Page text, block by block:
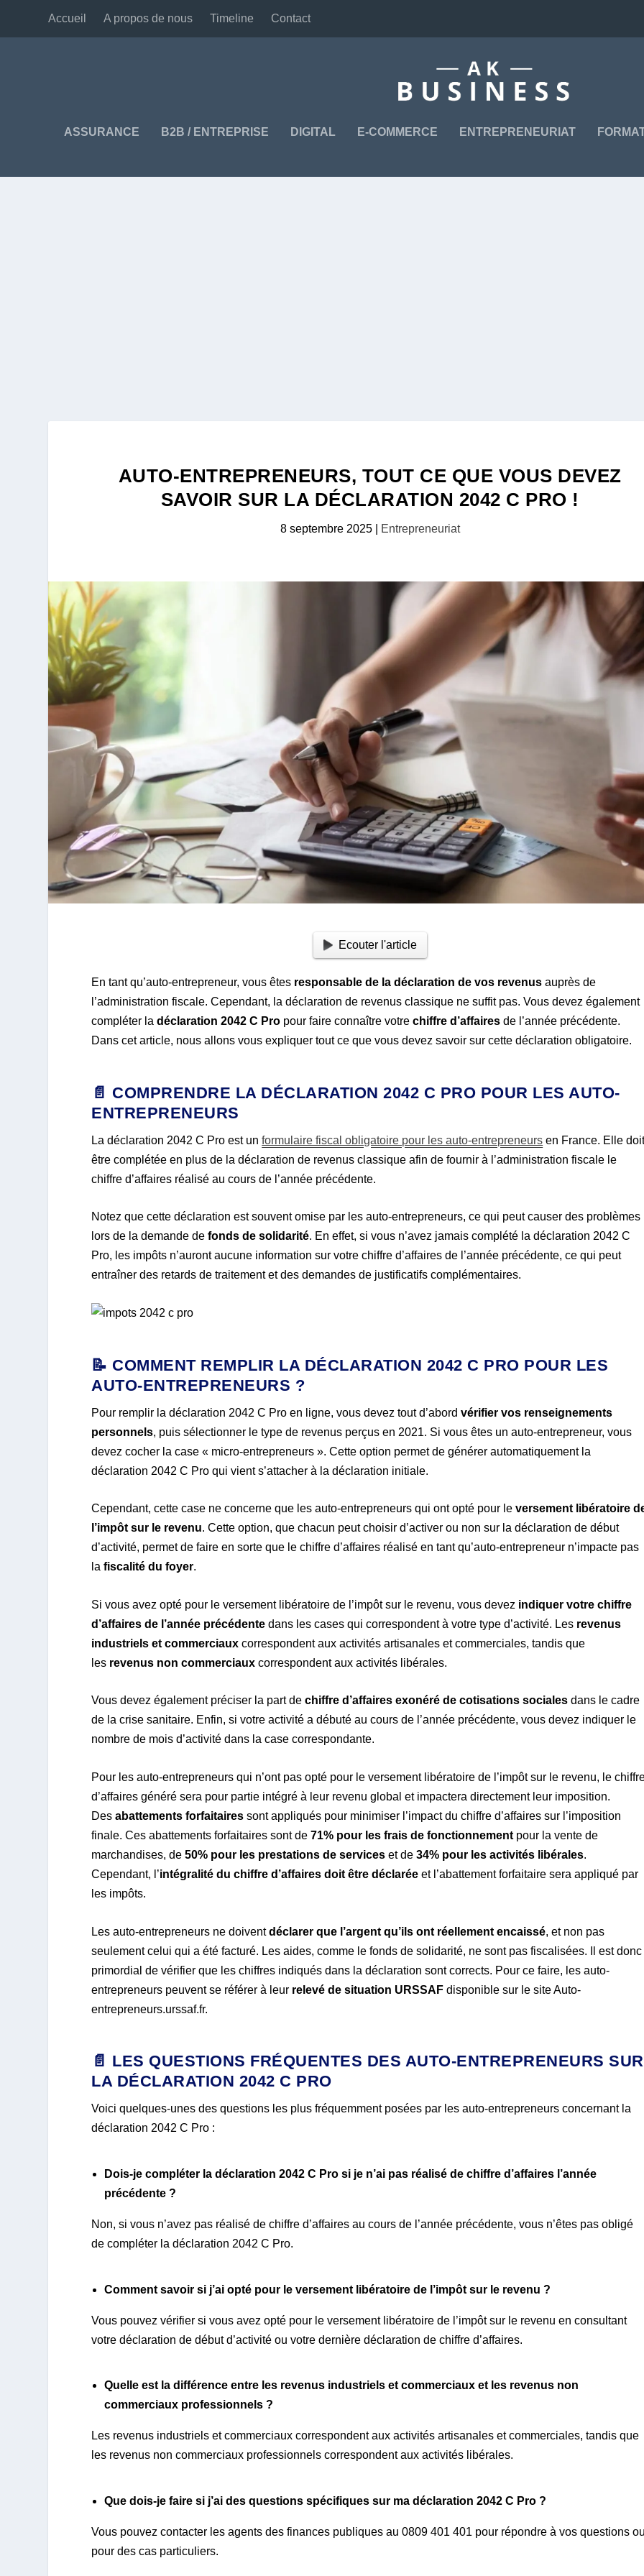
Accueil A propos de nous Timeline Contact
ASSURANCE B2B / ENTREPRISE DIGITAL E-COMMERCE ENTREPRENEURIAT
AUTO-ENTREPRENEURS, TOUT CE QUE VOUS DEVEZ
SAVOIR SUR LA DÉCLARATION 2042 C PRO !
8 septembre 2025| Entrepreneuriat
Ecouter l'article
En tant qu’auto-entrepreneur, vous êtes responsable de la déclaration de vos revenus auprès de
l’administration fiscale. Cependant, la déclaration de revenus classique ne suffit pas. Vous devez également
compléter ladéclaration 2042 C Pro pour faire connaître votrechiffre d’affaires de l’année précédente.
Dans cet article, nous allons vous expliquer tout ce que vous devez savoir sur cette déclaration obligatoire.
📄 COMPRENDRE LA DÉCLARATION 2042 C PRO POUR LES AUTO-
ENTREPRENEURS
La déclaration 2042 C Pro est unformulaire fiscal obligatoire pour les auto-entrepreneurs en France. Elle
être complétée en plus de la déclaration de revenus classique afin de fournir à l’administration fiscale le
chiffre d’affaires réalisé au cours de l’année précédente.
Notez que cette déclaration est souvent omise par les auto-entrepreneurs, ce qui peut causer des problèmes
lors de la demande defonds de solidarité. En effet, si vous n’avez jamais complété la déclaration 2042 C
Pro, les impôts n’auront aucune information sur votre chiffre d’affaires de l’année précédente, ce qui peut
entraîner des retards de traitement et des demandes de justificatifs complémentaires.
📝 COMMENT REMPLIR LA DÉCLARATION 2042 C PRO POUR LES
AUTO-ENTREPRENEURS ?
Pour remplir la déclaration 2042 C Pro en ligne, vous devez tout d’abordvérifier vos renseignements
personnels, puis sélectionner le type de revenus perçus en 2021. Si vous êtes un auto-entrepreneur, vous
devez cocher la case « micro-entrepreneurs ». Cette option permet de générer automatiquement la
déclaration 2042 C Pro qui vient s’attacher à la déclaration initiale.
Cependant, cette case ne concerne que les auto-entrepreneurs qui ont opté pour leversement libératoire
l’impôt sur le revenu. Cette option, que chacun peut choisir d’activer ou non sur la déclaration de début
d’activité, permet de faire en sorte que le chiffre d’affaires réalisé en tant qu’auto-entrepreneur n’impacte pas
lafiscalité du foyer.
Si vous avez opté pour le versement libératoire de l’impôt sur le revenu, vous devez indiquer votre chiffre
d’affaires de l’année précédente dans les cases qui correspondent à votre type d’activité. Les revenus
industriels et commerciaux correspondent aux activités artisanales et commerciales, tandis que
les revenus non commerciaux correspondent aux activités libérales.
Vous devez également préciser la part dechiffre d’affaires exonéré de cotisations sociales dans le cadre
de la crise sanitaire. Enfin, si votre activité a débuté au cours de l’année précédente, vous devez indiquer le
nombre de mois d’activité dans la case correspondante.
Pour les auto-entrepreneurs qui n’ont pas opté pour le versement libératoire de l’impôt sur le revenu, le
d’affaires généré sera pour partie intégré à leur revenu global et impactera directement leur imposition.
Desabattements forfaitaires sont appliqués pour minimiser l’impact du chiffre d’affaires sur l’imposition
finale. Ces abattements forfaitaires sont de71% pour les frais de fonctionnement pour la vente de
marchandises, de50% pour les prestations de services et de34% pour les activités libérales.
Cependant, l’intégralité du chiffre d’affaires doit être déclarée et l’abattement forfaitaire sera appliqué par
les impôts.
Les auto-entrepreneurs ne doiventdéclarer que l’argent qu’ils ont réellement encaissé, et non pas
seulement celui qui a été facturé. Les aides, comme le fonds de solidarité, ne sont pas fiscalisées. Il est donc
primordial de vérifier que les chiffres indiqués dans la déclaration sont corrects. Pour ce faire, les auto-
entrepreneurs peuvent se référer à leur relevé de situation URSSAF disponible sur le site Auto-
entrepreneurs.urssaf.fr.
📄 LES QUESTIONS FRÉQUENTES DES AUTO-ENTREPRENEURS SUR
LA DÉCLARATION 2042 C PRO
Voici quelques-unes des questions les plus fréquemment posées par les auto-entrepreneurs concernant la
déclaration 2042 C Pro :
Dois-je compléter la déclaration 2042 C Pro si je n’ai pas réalisé de chiffre d’affaires l’année
précédente ?
Non, si vous n’avez pas réalisé de chiffre d’affaires au cours de l’année précédente, vous n’êtes pas obligé
de compléter la déclaration 2042 C Pro.
Comment savoir si j’ai opté pour le versement libératoire de l’impôt sur le revenu ?
Vous pouvez vérifier si vous avez opté pour le versement libératoire de l’impôt sur le revenu en consultant
votre déclaration de début d’activité ou votre dernière déclaration de chiffre d’affaires.
Quelle est la différence entre les revenus industriels et commerciaux et les revenus non
commerciaux professionnels ?
Les revenus industriels et commerciaux correspondent aux activités artisanales et commerciales, tandis que
les revenus non commerciaux professionnels correspondent aux activités libérales.
Que dois-je faire si j’ai des questions spécifiques sur ma déclaration 2042 C Pro ?
Vous pouvez contacter les agents des finances publiques au 0809 401 401 pour répondre à vos questions
pour des cas particuliers.